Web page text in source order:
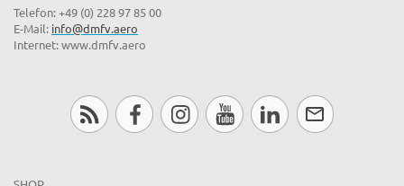
Telefon: +49 (0) 228 97 85 00
E-Mail: info@dmfv.aero
Internet: www.dmfv.aero